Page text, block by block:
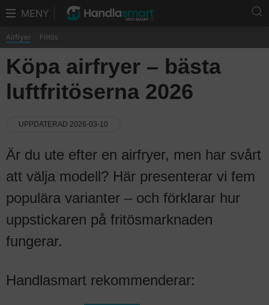
MENY
Airfryer Fritös
Köpa airfryer – bästa
luftfritöserna 2026
UPPDATERAD 2026-03-10
Är du ute efter en airfryer, men har svårt
att välja modell? Här presenterar vi fem
populära varianter – och förklarar hur
uppstickaren på fritösmarknaden
fungerar.
Handlasmart rekommenderar: